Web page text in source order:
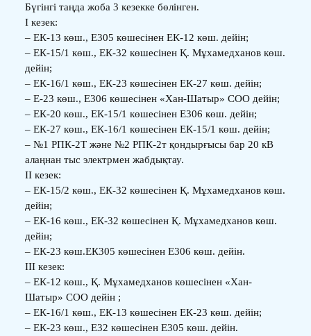
Бүгінгі таңда жоба 3 кезекке бөлінген.
I кезек:
– ЕК-13 көш., Е305 көшесінен ЕК-12 көш. дейін;
– ЕК-15/1 көш., ЕК-32 көшесінен Қ. Мұхамедханов көш.
дейін;
– ЕК-16/1 көш., ЕК-23 көшесінен ЕК-27 көш. дейін;
– Е-23 көш., Е306 көшесінен «Хан-Шатыр» СОО дейін;
– ЕК-20 көш., ЕК-15/1 көшесінен Е306 көш. дейін;
– ЕК-27 көш., ЕК-16/1 көшесінен ЕК-15/1 көш. дейін;
– №1 РПК-2Т және №2 РПК-2т қондырғысы бар 20 кВ
алаңнан тыс электрмен жабдықтау.
II кезек:
– ЕК-15/2 көш., ЕК-32 көшесінен Қ. Мұхамедханов көш.
дейін;
– ЕК-16 көш., ЕК-32 көшесінен Қ. Мұхамедханов көш.
дейін;
– ЕК-23 көш.ЕК305 көшесінен Е306 көш. дейін.
III кезек:
– ЕК-12 көш., Қ. Мұхамедханов көшесінен «Хан-
Шатыр» СОО дейін ;
– ЕК-16/1 көш., ЕК-13 көшесінен ЕК-23 көш. дейін;
– ЕК-23 көш., Е32 көшесінен Е305 көш. дейін.